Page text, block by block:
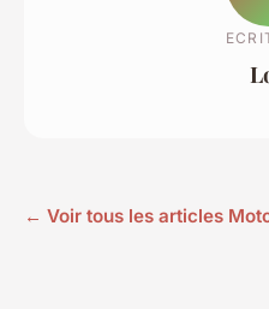
← Voir tous les articles